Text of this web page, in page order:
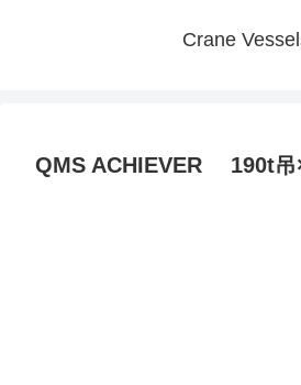
Crane
QMS ACHIEVER 190t吊